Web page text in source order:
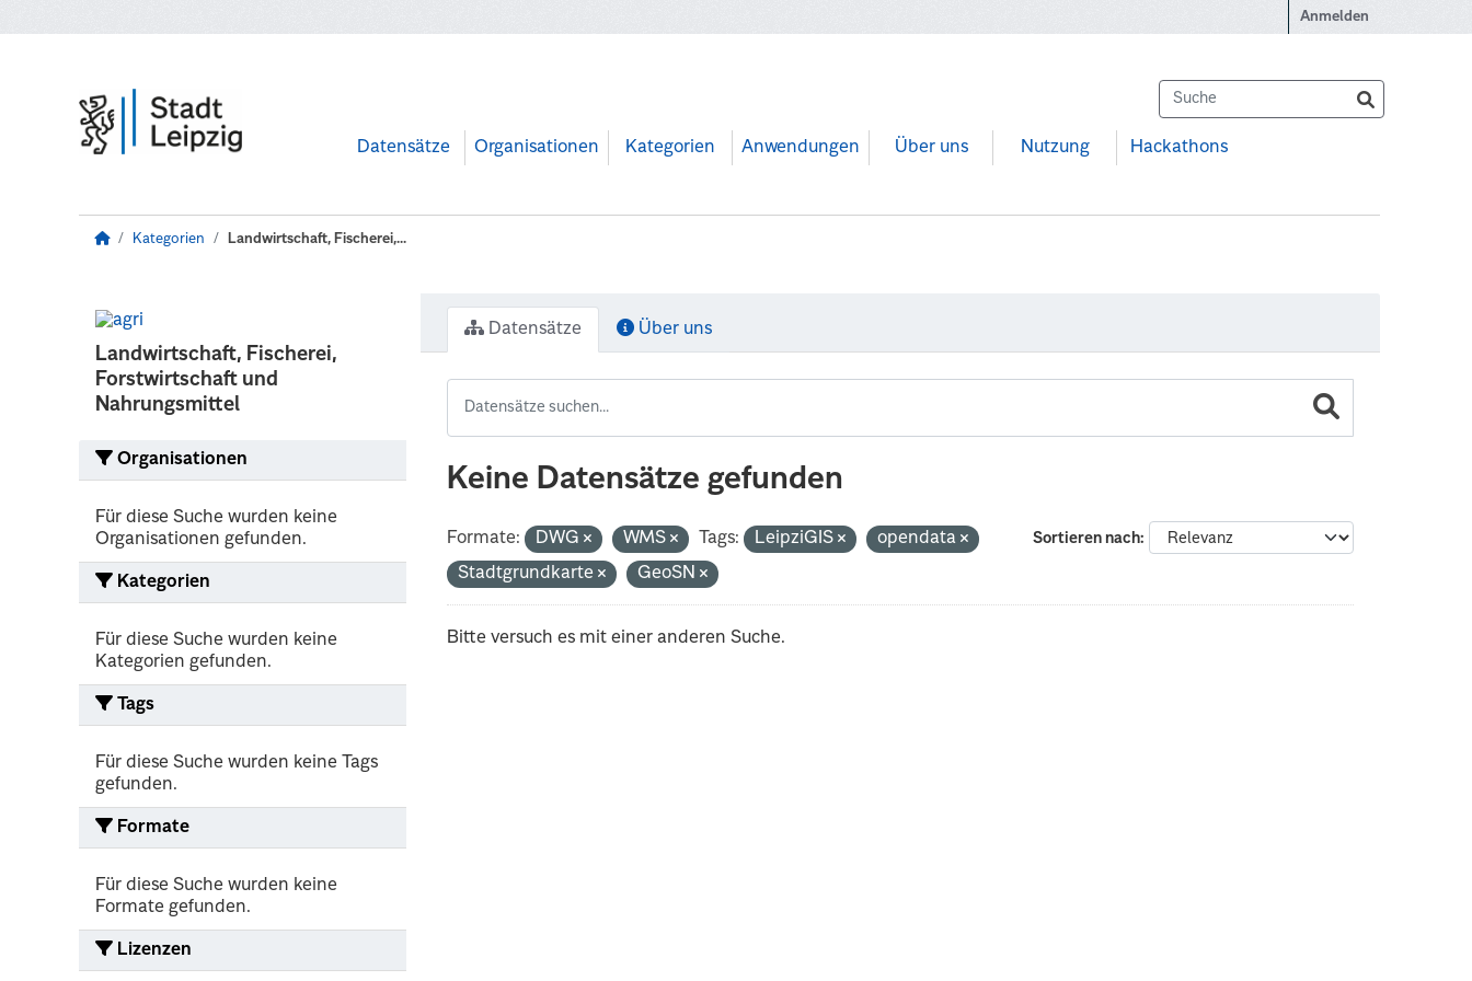
Anmelden
Datensätze Organisationen Kategorien Anwendungen Über uns Nutzung Hackathons
Kategorien Landwirtschaft, Fischerei,...
Landwirtschaft, Fischerei,
Forstwirtschaft und
Nahrungsmittel
Organisationen
Für diese Suche wurden keine
Organisationen gefunden.
Kategorien
Für diese Suche wurden keine
Kategorien gefunden.
Tags
Für diese Suche wurden keine Tags
gefunden.
Formate
Für diese Suche wurden keine
Formate gefunden.
Lizenzen
Datensätze Über uns
Keine Datensätze gefunden
Sortieren nach
Formate: DWG WMS Tags: LeipziGIS
opendata
Stadtgrundkarte
GeoSN
Bitte versuch es mit einer anderen Suche.